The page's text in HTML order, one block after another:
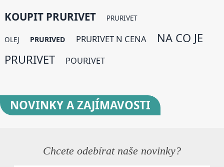
KOUPIT PRURIVET
PRURIVET
OLEJ PRURIVED PRURIVET N CENA
NA CO JE
PRURIVET
POURIVET
NOVINKYA ZAJÍMAVOSTI
Chcete odebírat naše novinky?